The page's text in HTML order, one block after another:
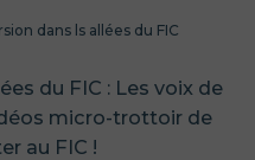
dans ls allées du FIC
du FIC : Les voix de
micro-trottoir de
au FIC !